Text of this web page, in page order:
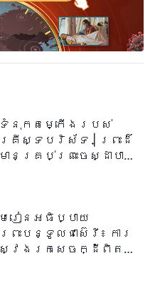
ទំនុកតម្កើង​របស់​
គ្រីស្ទបរិស័ទ​ | ព្រះដ៏
មានគ្រប់ព្រះចេស្ដាបាន
មេរៀនអធិប្បាយ
ព្រះបន្ទូលជាស៊េរី៖ ការ
ស្វែងរកសេចក្ដីពិតនៅ